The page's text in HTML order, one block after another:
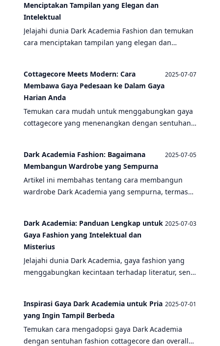
Menciptakan Tampilan yang Elegan dan
Intelektual
Jelajahi dunia Dark Academia Fashion dan temukan
cara menciptakan tampilan yang elegan dan
bagian dari gaya yang unik.
Cottagecore Meets Modern: Cara
Membawa Gaya Pedesaan ke Dalam Gaya
Harian Anda
2025-07-07
Temukan cara mudah untuk menggabungkan gaya
cottagecore yang menenangkan dengan sentuhan
dengan kehangatan dan kenyamanan.
Dark Academia Fashion: Bagaimana
Membangun Wardrobe yang Sempurna
2025-07-05
Artikel ini membahas tentang cara membangun
wardrobe Dark Academia yang sempurna, termasuk
Dark Academia: Panduan Lengkap untuk
Gaya Fashion yang Intelektual dan
Misterius
2025-07-03
Jelajahi dunia Dark Academia, gaya fashion yang
menggabungkan kecintaan terhadap literatur, seni,
gaya ini.
Inspirasi Gaya Dark Academia untuk Pria
yang Ingin Tampil Berbeda
2025-07-01
Temukan cara mengadopsi gaya Dark Academia
dengan sentuhan fashion cottagecore dan overall